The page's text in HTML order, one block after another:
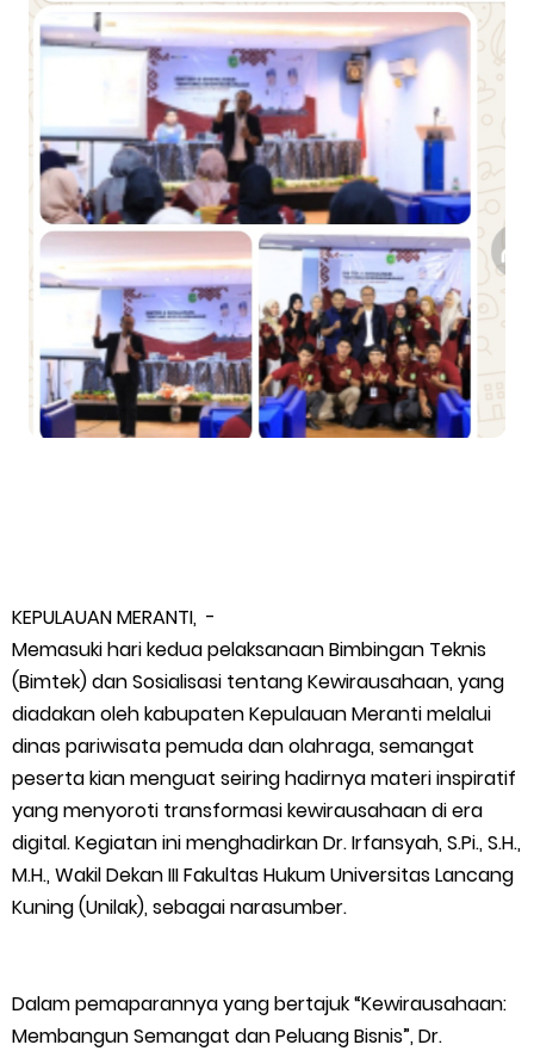
Ketenagakerjaan Diperkuat
Usut Skandal Lahan Ulayat Desa Palas, Sekoci24.co Resmi
Layangkan Surat Konfirmasi ke PT Arara Abadi.
Meranti 2026, 30 Putra-Putri Terbaik Disiapkan Kibarkan Merah
Putih
Pulihkan Konektivitas Pascabencana, HKI Rampungkan
Penanganan Jalur Lembah Anai dan Malalak
Sinergitas dengan Insan Pers, Komunitas dan Mahasiswa
PLN Selat Panjang Minta Maaf, Janji Datangkan Mesin Sewa
Atasi Pemadaman di Merbau.
Warga Kecamatan Merbau dan Kecamatan Putri Puyu Tuntut
PLN: Hentikan Pemadaman dan Beri Kompensasi
FPMP.TB Bersama OPP Teluk Belitung, Dan Perwakilan
Melibur
KEPULAUAN MERANTI, -
Memasuki hari kedua pelaksanaan Bimbingan Teknis
(Bimtek) dan Sosialisasi tentang Kewirausahaan, yang
diadakan oleh kabupaten Kepulauan Meranti melalui
dinas pariwisata pemuda dan olahraga, semangat
peserta kian menguat seiring hadirnya materi inspiratif
yang menyoroti transformasi kewirausahaan di era
digital. Kegiatan ini menghadirkan Dr. Irfansyah, S.Pi., S.H.,
M.H., Wakil Dekan III Fakultas Hukum Universitas Lancang
Kuning (Unilak), sebagai narasumber.
Dalam pemaparannya yang bertajuk “Kewirausahaan:
Membangun Semangat dan Peluang Bisnis”, Dr.